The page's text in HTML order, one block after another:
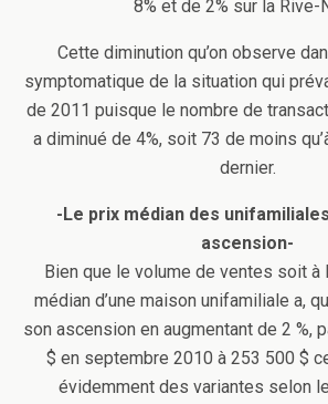
8% et de 2% sur la Rive-
Cette diminution qu’on observe
symptomatique de la situation qui
de 2011 puisque le nombre de
a diminué de 4%, soit 73 de moins
dernier.
-Le prix médian des
ascension-
Bien que le volume de ventes soit à
médian d’une maison unifamiliale a,
son ascension en augmentant de 2 %,
$ en septembre 2010 à 253 500 $
évidemment des variantes selon